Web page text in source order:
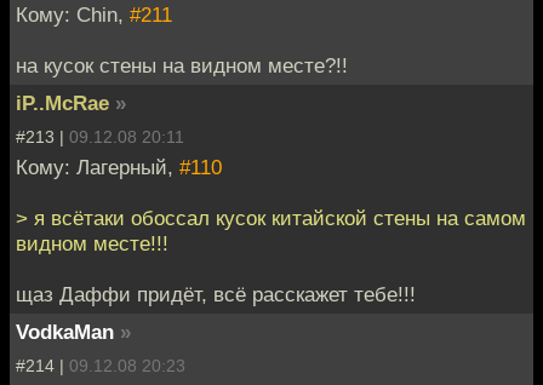
Кому: Chin, #211
на кусок стены на видном месте?!!
iP..McRae »
#213 | 09.12.08 20:11
Кому: Лагерный, #110
> я всётаки обоссал кусок китайской стены на самом
видном месте!!!
щаз Даффи придёт, всё расскажет тебе!!!
VodkaMan »
#214 | 09.12.08 20:23